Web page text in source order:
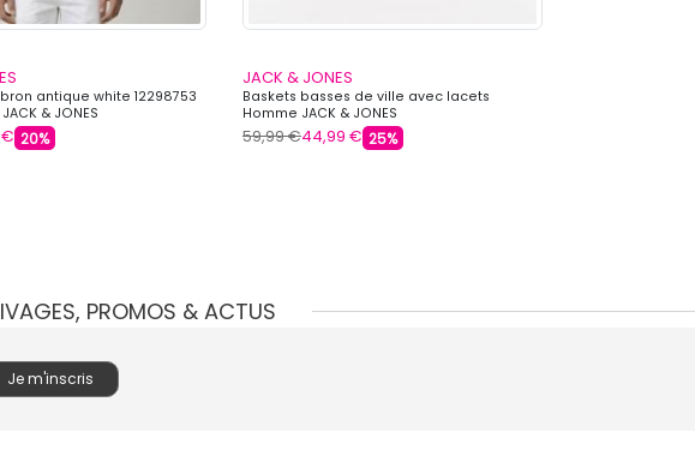
antique white 12298753
& JONES
€ 20%
JACK & JONES
Baskets basses de ville avec lacets
Homme JACK & JONES
59,99 €44,99 € 25%
PROMOS & ACTUS